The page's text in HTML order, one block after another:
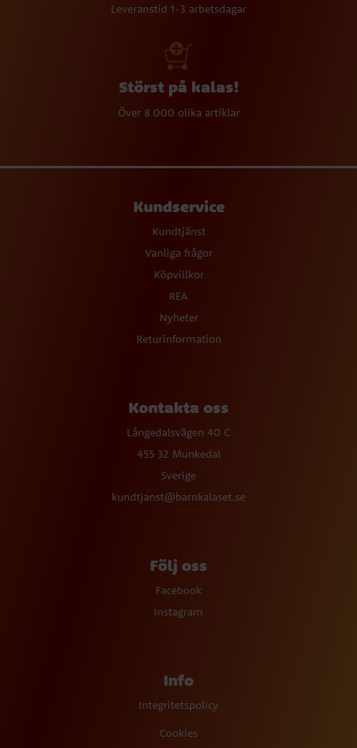
Leveranstid 1-3 arbetsdagar
Störst på kalas!
Över 8 000 olika artiklar
Kundservice
Kundtjänst
Vanliga frågor
Köpvillkor
REA
Nyheter
Returinformation
Kontakta oss
Långedalsvägen 40 C
455 32 Munkedal
Sverige
kundtjanst@barnkalaset.se
Följ oss
Facebook
Instagram
Info
Integritetspolicy
Cookies